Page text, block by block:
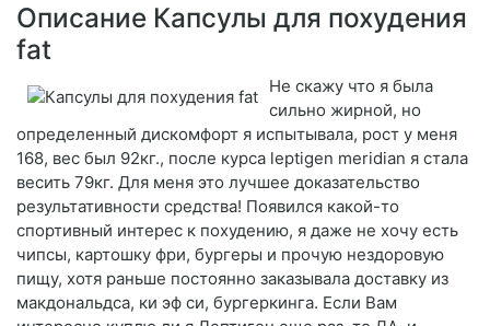
Описание Капсулы для похудения
fat
Не скажу что я была
сильно жирной, но
определенный дискомфорт я испытывала, рост у меня
168, вес был 92кг., после курса leptigen meridian я стала
весить 79кг. Для меня это лучшее доказательство
результативности средства! Появился какой-то
спортивный интерес к похудению, я даже не хочу есть
чипсы, картошку фри, бургеры и прочую нездоровую
пищу, хотя раньше постоянно заказывала доставку из
макдональдса, ки эф си, бургеркинга. Если Вам